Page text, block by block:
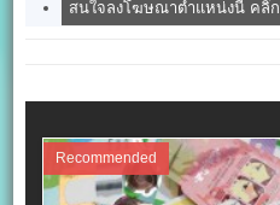
สนใจลงโฆษณาตำแหน่งนี้ คลิ๊ก
Recommended